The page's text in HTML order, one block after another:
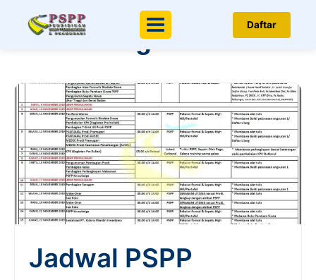
Menu Daftar
Berita & Artikel
Penerbangan
Jadwal PSPP